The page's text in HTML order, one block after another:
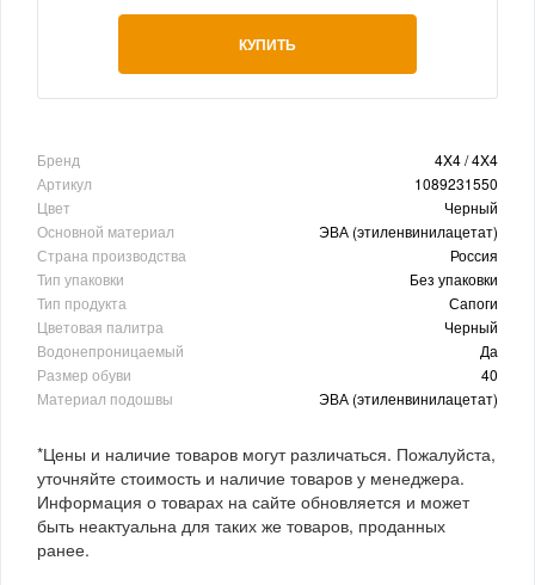
КУПИТЬ
Бренд
4X4 / 4X4
Артикул
1089231550
Цвет
Черный
Основной материал
ЭВА (этиленвинилацетат)
Страна производства
Россия
Тип упаковки
Без упаковки
Тип продукта
Сапоги
Цветовая палитра
Черный
Водонепроницаемый
Да
Размер обуви
40
Материал подошвы
ЭВА (этиленвинилацетат)
*Цены и наличие товаров могут различаться. Пожалуйста,
уточняйте стоимость и наличие товаров у менеджера.
Информация о товарах на сайте обновляется и может
быть неактуальна для таких же товаров, проданных
ранее.